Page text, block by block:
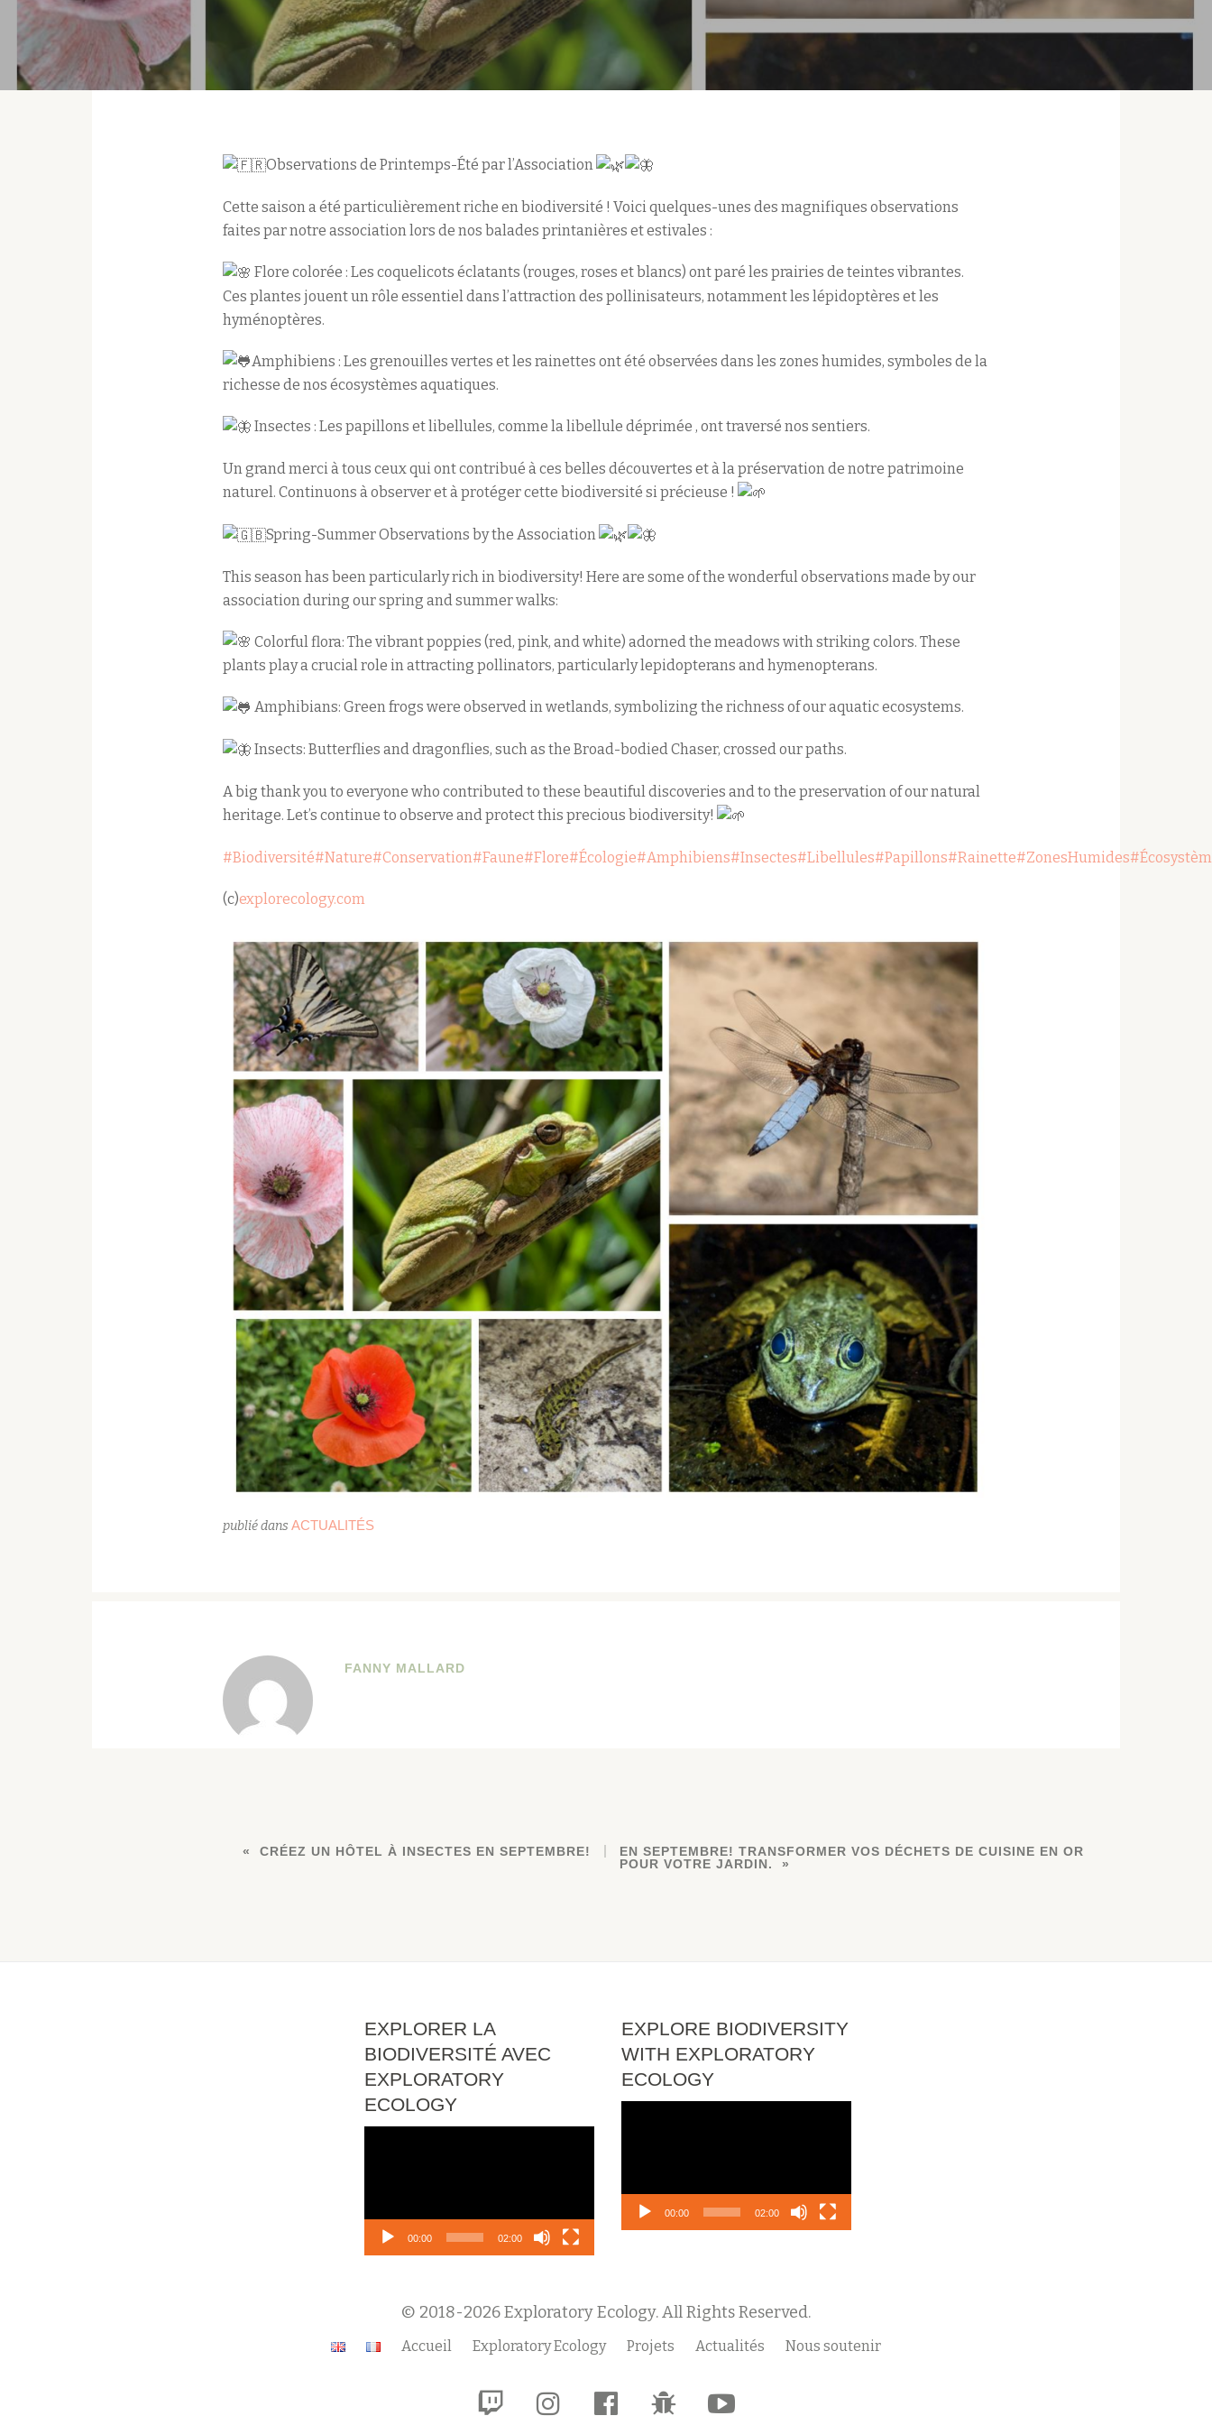
Observations de Printemps-Été par l’Association
Cette saison a été particulièrement riche en biodiversité ! Voici quelques-unes des magnifiques observations
faites par notre association lors de nos balades printanières et estivales :
Flore colorée : Les coquelicots éclatants (rouges, roses et blancs) ont paré les prairies de teintes vibrantes.
Ces plantes jouent un rôle essentiel dans l’attraction des pollinisateurs, notamment les lépidoptères et les
hyménoptères.
Amphibiens : Les grenouilles vertes et les rainettes ont été observées dans les zones humides, symboles de la
richesse de nos écosystèmes aquatiques.
Insectes : Les papillons et libellules, comme la libellule déprimée , ont traversé nos sentiers.
Un grand merci à tous ceux qui ont contribué à ces belles découvertes et à la préservation de notre patrimoine
naturel. Continuons à observer et à protéger cette biodiversité si précieuse !
Spring-Summer Observations by the Association
This season has been particularly rich in biodiversity! Here are some of the wonderful observations made by our
association during our spring and summer walks:
Colorful flora: The vibrant poppies (red, pink, and white) adorned the meadows with striking colors. These
plants play a crucial role in attracting pollinators, particularly lepidopterans and hymenopterans.
Amphibians: Green frogs were observed in wetlands, symbolizing the richness of our aquatic ecosystems.
Insects: Butterflies and dragonflies, such as the Broad-bodied Chaser, crossed our paths.
A big thank you to everyone who contributed to these beautiful discoveries and to the preservation of our natural
heritage. Let’s continue to observe and protect this precious biodiversity!
#Biodiversité#Nature#Conservation#Faune#Flore#Écologie#Amphibiens#Insectes#Libellules#Papillons#Rainette#ZonesHumides
(c)explorecology.com
publié dans ACTUALITÉS
FANNY MALLARD
CRÉEZ UN HÔTEL À INSECTES EN SEPTEMBRE!
EN SEPTEMBRE! TRANSFORMER VOS DÉCHETS DE CUISINE EN OR
POUR VOTRE JARDIN.
EXPLORER LA
BIODIVERSITÉ AVEC
EXPLORATORY
ECOLOGY
00:00 02:00
EXPLORE BIODIVERSITY
WITH EXPLORATORY
ECOLOGY
00:00 02:00
© 2018-2026 Exploratory Ecology. All Rights Reserved.
Accueil Exploratory Ecology Projets Actualités Nous soutenir
fa-
fa-
fa-